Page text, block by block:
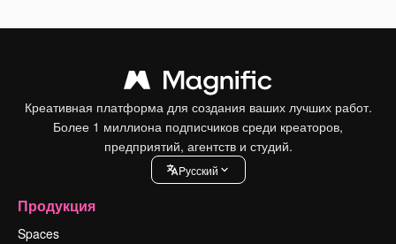
Креативная платформа для создания ваших лучших работ.
Более 1 миллиона подписчиков среди креаторов,
предприятий, агентств и студий.
Pусский
Продукция
Spaces